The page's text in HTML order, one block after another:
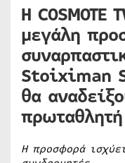
Η COSMOTE
μεγάλη
Stoiximan
θα
Η προσφορά